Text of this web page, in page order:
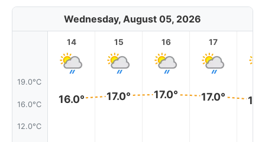
Wednesday, August 05, 2026
19.0°C
16.0°C
12.0°C
14
16.0°
15
17.0°
16
17.0°
17
17.0°